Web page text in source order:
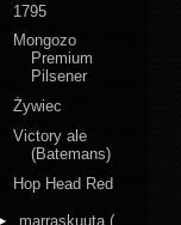
1795
Mongozo
Premium
Pilsener
Żywiec
Victory ale
(Batemans)
Hop Head Red
marraskuuta (